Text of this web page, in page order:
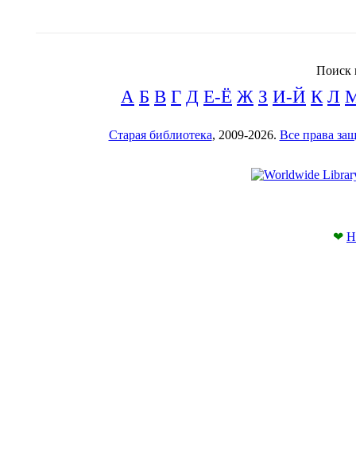
Поиск
А Б В Г Д Е-Ё Ж З И-Й К Л
Старая библиотека, 2009-2026. Все права
❤